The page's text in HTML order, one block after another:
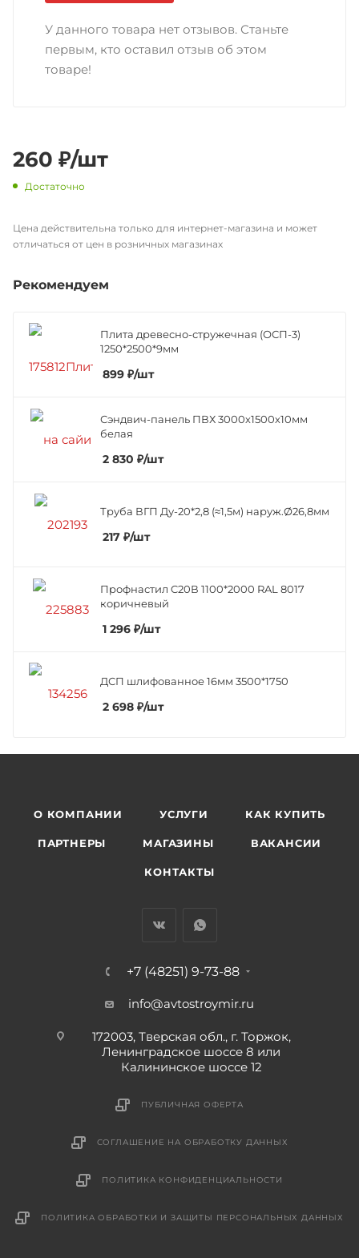
У данного товара нет отзывов. Станьте
первым, кто оставил отзыв об этом
товаре!
260 ₽/шт
Достаточно
Цена действительна только для интернет-магазина и может
отличаться от цен в розничных магазинах
Рекомендуем
Плита древесно-стружечная (ОСП-3)
1250*2500*9мм
899 ₽/шт
Сэндвич-панель ПВХ 3000х1500х10мм
белая
2 830 ₽/шт
Труба ВГП Ду-20*2,8 (≈1,5м) наруж.Ø26,8мм
217 ₽/шт
Профнастил C20В 1100*2000 RAL 8017
коричневый
1 296 ₽/шт
ДСП шлифованное 16мм 3500*1750
2 698 ₽/шт
О КОМПАНИИ УСЛУГИ КАК КУПИТЬ
ПАРТНЕРЫ МАГАЗИНЫ ВАКАНСИИ
КОНТАКТЫ
+7 (48251) 9-73-88
info@avtostroymir.ru
172003, Тверская обл., г. Торжок,
Ленинградское шоссе 8 или
Калининское шоссе 12
ПУБЛИЧНАЯ ОФЕРТА
СОГЛАШЕНИЕ НА ОБРАБОТКУ ДАННЫХ
ПОЛИТИКА КОНФИДЕНЦИАЛЬНОСТИ
ПОЛИТИКА ОБРАБОТКИ И ЗАЩИТЫ ПЕРСОНАЛЬНЫХ ДАННЫХ